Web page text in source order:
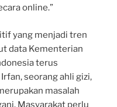
online.”
yang menjadi tren
data Kementerian
terus
seorang ahli gizi,
masalah
Masyarakat perlu